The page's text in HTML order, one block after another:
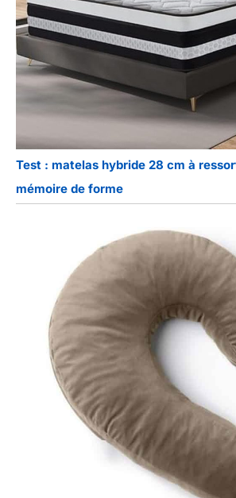
Test : matelas hybride 28 cm à
mémoire de forme